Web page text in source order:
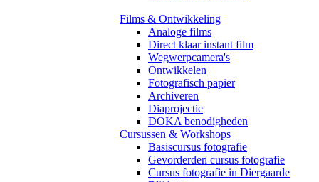
Films & Ontwikkeling
Analoge films
Direct klaar instant film
Wegwerpcamera's
Ontwikkelen
Fotografisch papier
Archiveren
Diaprojectie
DOKA benodigheden
Cursussen & Workshops
Basiscursus fotografie
Gevorderden cursus fotografie
Cursus fotografie in Diergaarde